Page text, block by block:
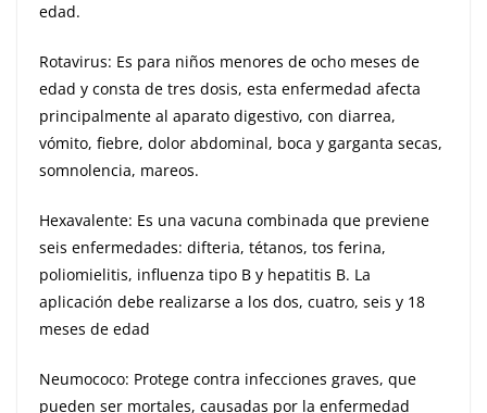
edad.
Rotavirus: Es para niños menores de ocho meses de
edad y consta de tres dosis, esta enfermedad afecta
principalmente al aparato digestivo, con diarrea,
vómito, fiebre, dolor abdominal, boca y garganta secas,
somnolencia, mareos.
Hexavalente: Es una vacuna combinada que previene
seis enfermedades: difteria, tétanos, tos ferina,
poliomielitis, influenza tipo B y hepatitis B. La
aplicación debe realizarse a los dos, cuatro, seis y 18
meses de edad
Neumococo: Protege contra infecciones graves, que
pueden ser mortales, causadas por la enfermedad